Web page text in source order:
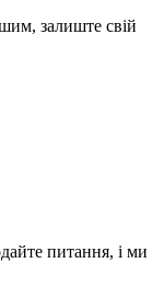
залиште свій
питання, і ми